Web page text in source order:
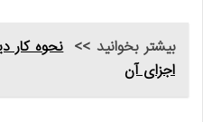
بیشتر بخوانید >> نحوه کار
اجزای آن